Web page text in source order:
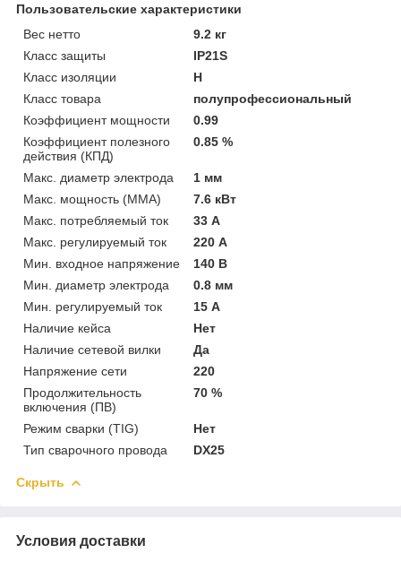
Пользовательские характеристики
Вес нетто
9.2 кг
Класс защиты
IP21S
Класс изоляции
H
Класс товара
полупрофессиональный
Коэффициент мощности
0.99
Коэффициент полезного
действия (КПД)
0.85 %
Макс. диаметр электрода
1 мм
Макс. мощность (MMA)
7.6 кВт
Макс. потребляемый ток
33 А
Макс. регулируемый ток
220 А
Мин. входное напряжение
140 В
Мин. диаметр электрода
0.8 мм
Мин. регулируемый ток
15 А
Наличие кейса
Нет
Наличие сетевой вилки
Да
Напряжение сети
220
Продолжительность
включения (ПВ)
70 %
Режим сварки (TIG)
Нет
Тип сварочного провода
DX25
Скрыть
Условия доставки